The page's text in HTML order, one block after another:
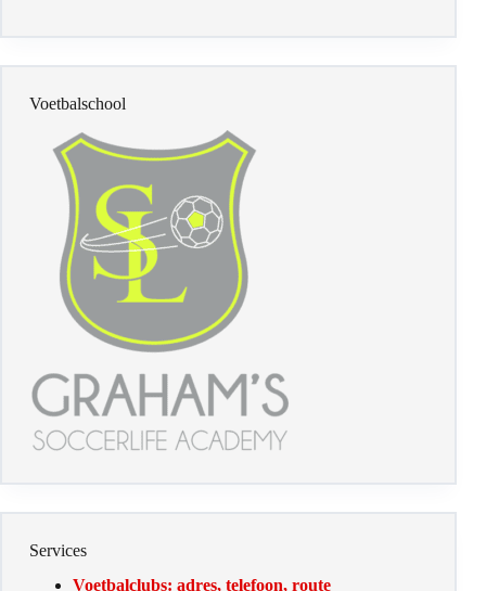
Voetbalschool
Services
Voetbalclubs: adres, telefoon, route